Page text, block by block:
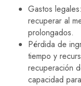
Gastos
recuperar al
prolongados.
Pérdida de
tiempo y
recuperación
capacidad